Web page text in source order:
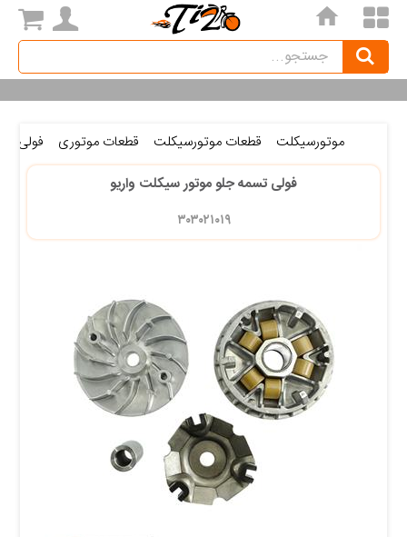
home
Search
جستجو
موتورسیکلت قطعات موتورسیکلت قطعات موتوری
فولی
فولی تسمه جلو موتور سیکلت واریو
۳۰۳۰۲۱۰۱۹